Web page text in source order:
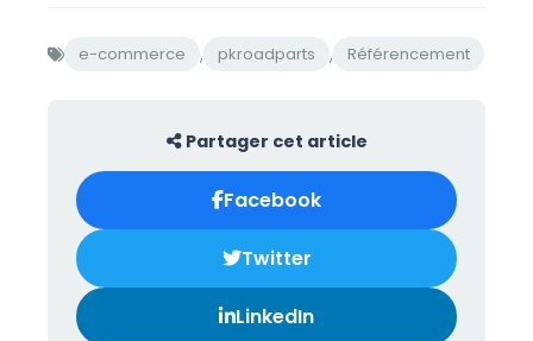
e-commerce , pkroadparts , Référencement
Partager cet article
Facebook
Twitter
LinkedIn